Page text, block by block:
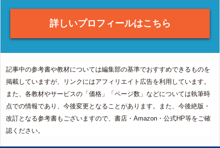
詳しいプロフィールはこちら
記事中の参考書や教材については編集部の基準でおすすめできるものを
掲載していますが、リンクにはアフィリエイト広告を利用しています。
また、各教材やサービスの「価格」「ページ数」などについては執筆時
点での情報であり、今後変更となることがあります。また、今後絶版・
改訂となる参考書もございますので、書店・Amazon・公式HP等をご確
認ください。